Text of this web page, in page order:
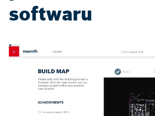
softwaru